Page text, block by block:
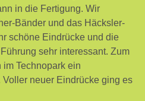
in die Fertigung. Wir
Bänder und das Häcksler-
schöne Eindrücke und die
sehr interessant. Zum
Technopark ein
neuer Eindrücke ging es